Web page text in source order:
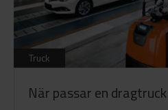
Truck
När passar en